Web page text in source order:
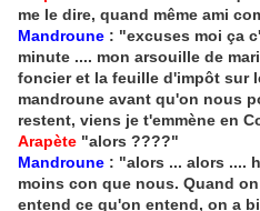
me le dire, quand même ami
Mandroune : "excuses moi ça
minute .... mon arsouille de
foncier et la feuille d'impôt sur
mandroune avant qu'on nous
restent, viens je t'emmène en
Arapète "alors ????"
Mandroune : "alors ... alors ....
moins con que nous. Quand
entend ce qu'on entend, on a